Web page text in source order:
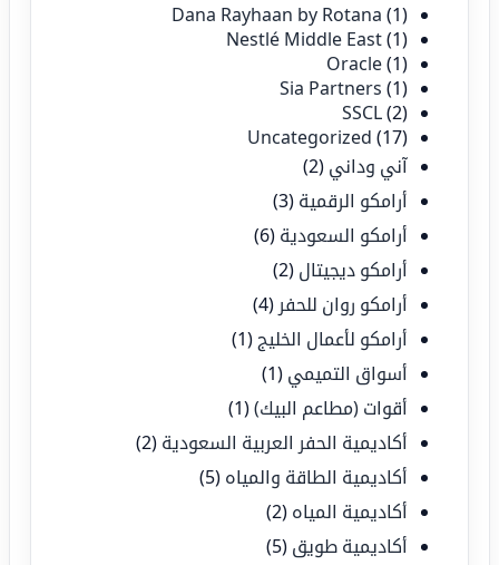
Dana Rayhaan by Rotana (1)
Nestlé Middle East(1)
Oracle(1)
Sia Partners (1)
SSCL(2)
Uncategorized (17)
آني وداني (2)
أرامكو الرقمية (3)
أرامكو السعودية (6)
أرامكو ديجيتال (2)
أرامكو روان للحفر (4)
أرامكو لأعمال الخليج (1)
أسواق التميمي (1)
أقوات (مطاعم البيك)(1)
أكاديمية الحفر العربية السعودية (2)
أكاديمية الطاقة والمياه (5)
أكاديمية المياه (2)
أكاديمية طويق (5)